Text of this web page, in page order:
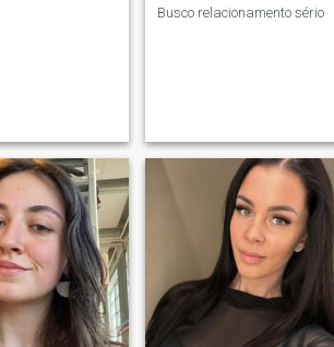
Busco relacionamento sério